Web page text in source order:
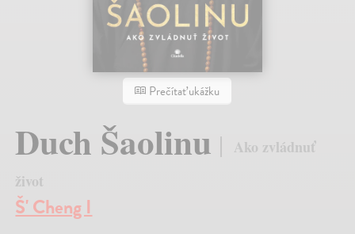
Prečítať ukážku
Duch Šaolinu
Ako zvládnuť
život
Š' Cheng I